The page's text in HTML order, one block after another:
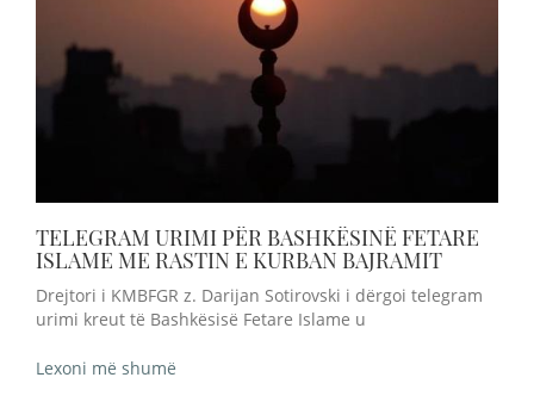
TELEGRAM URIMI PËR BASHKËSINË FETARE
ISLAME ME RASTIN E KURBAN BAJRAMIT
Drejtori i KMBFGR z. Darijan Sotirovski i dërgoi telegram
urimi kreut të Bashkësisë Fetare Islame u
Lexoni më shumë